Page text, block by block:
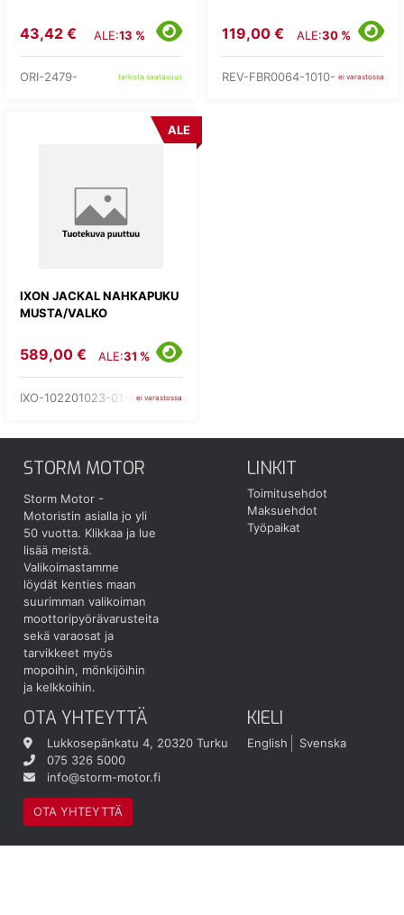
43,42 € ALE:13 %
ORI-2479- tarkista saatavuus
119,00 € ALE:30 %
REV-FBR0064-1010- ei varastossa
IXON JACKAL NAHKAPUKU
MUSTA/VALKO
ALE
589,00 € ALE:31 %
IXO-102201023-01-S ei varastossa
STORM MOTOR
Storm Motor -
Motoristin asialla jo yli
50 vuotta. Klikkaa ja lue
lisää meistä.
Valikoimastamme
löydät kenties maan
suurimman valikoiman
moottoripyörävarusteita
sekä varaosat ja
tarvikkeet myös
mopoihin, mönkijöihin
ja kelkkoihin.
LINKIT
Toimitusehdot
Maksuehdot
Työpaikat
OTA YHTEYTTÄ
Lukkosepänkatu 4, 20320 Turku
075 326 5000
info@storm-motor.fi
OTA YHTEYTTÄ
KIELI
English Svenska